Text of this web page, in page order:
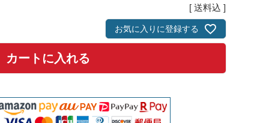
送料込
お気に入りに登録する
カートに入れる